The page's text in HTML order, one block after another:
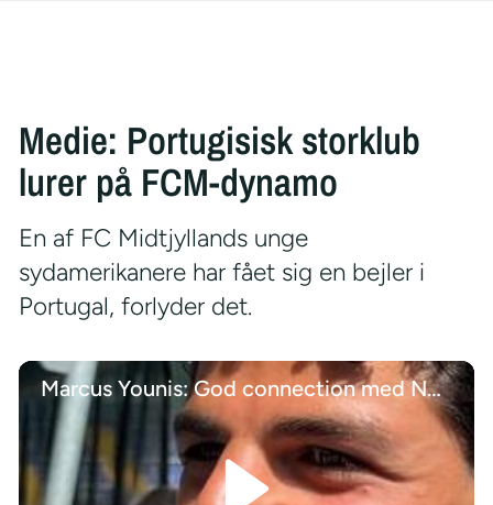
Medie: Portugisisk storklub
lurer på FCM-dynamo
En af FC Midtjyllands unge
sydamerikanere har fået sig en bejler i
Portugal, forlyder det.
Marcus Younis: God connection med Nørgaard